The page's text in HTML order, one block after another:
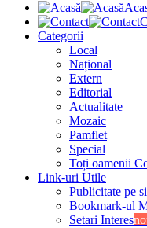
Categorii
Local
Național
Extern
Editorial
Actualitate
Mozaic
Pamflet
Special
Toți oamenii
Link-uri Utile
Publicitate pe
Bookmark-ul
Setari Interes